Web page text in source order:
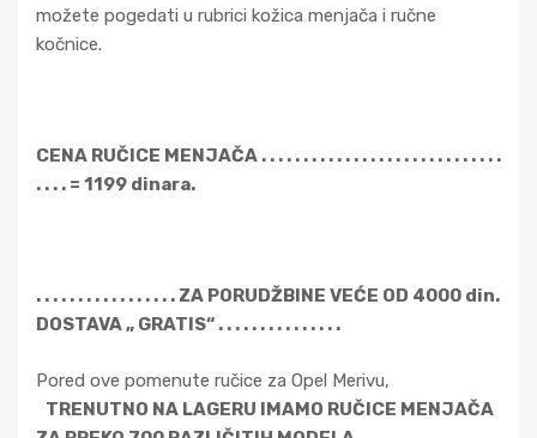
možete pogedati u rubrici kožica menjača i ručne
kočnice.
CENA RUČICE MENJAČA . . . . . . . . . . . . . . . . . . . . . . . . . . . . .
. . . . = 1199 dinara.
. . . . . . . . . . . . . . . . . ZA PORUDŽBINE VEĆE OD 4000 din.
DOSTAVA „ GRATIS“ . . . . . . . . . . . . . . .
Pored ove pomenute ručice za Opel Merivu,
TRENUTNO NA LAGERU IMAMO RUČICE MENJAČA